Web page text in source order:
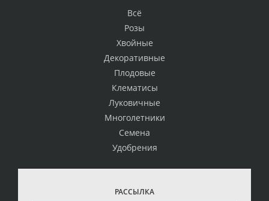
Всё
Розы
Хвойные
Декоративные
Плодовые
Клематисы
Луковичные
Многолетники
Семена
Удобрения
РАССЫЛКА